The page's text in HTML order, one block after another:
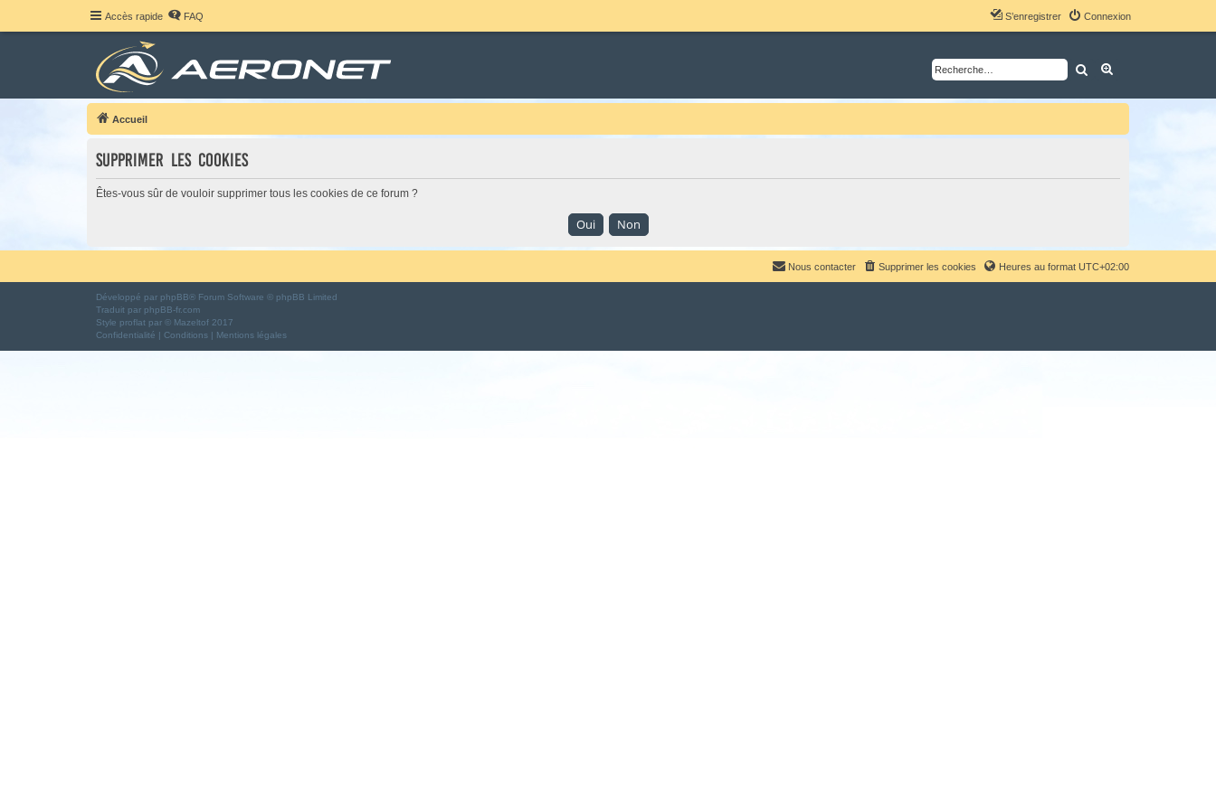
Accès rapide FAQ Connexion
S’enregistrer
Rechercher
Accueil
Supprimer les cookies
Êtes-vous sûr de vouloir supprimer tous les cookies de ce forum ?
Heures au format UTC+02:00
Supprimer les cookies
Nous contacter
Développé par phpBB® Forum Software © phpBB Limited
Traduit par phpBB-fr.com
Style proflat par © Mazeltof 2017
Confidentialité | Conditions | Mentions légales